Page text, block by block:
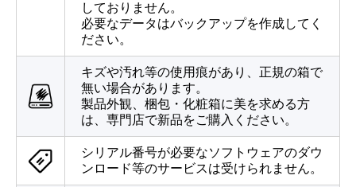
しておりません。
必要なデータはバックアップを作成してく
ださい。
キズや汚れ等の使用痕があり、正規の箱で
無い場合があります。
製品外観、梱包・化粧箱に美を求める方
は、専門店で新品をご購入ください。
シリアル番号が必要なソフトウェアのダウ
ンロード等のサービスは受けられません。